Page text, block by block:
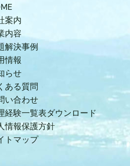
案内
内容
解決事例
情報
らせ
ある質問
い合わせ
経験一覧表ダウンロード
情報保護方針
トマップ